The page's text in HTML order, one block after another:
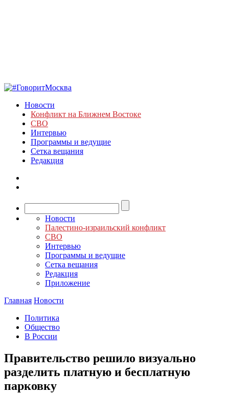
Новости
Конфликт на Ближнем Востоке
СВО
Интервью
Программы и ведущие
Сетка вещания
Редакция
Новости
Палестино-израильский конфликт
СВО
Интервью
Программы и ведущие
Сетка вещания
Редакция
Приложение
Главная Новости
Политика
Общество
В России
Правительство решило визуально
разделить платную и бесплатную
парковку